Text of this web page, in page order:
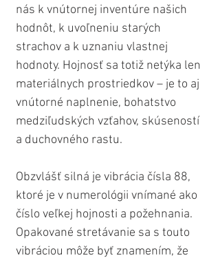
nás k vnútornej inventúre našich
hodnôt, k uvoľneniu starých
strachov a k uznaniu vlastnej
hodnoty. Hojnosť sa totiž netýka len
materiálnych prostriedkov – je to aj
vnútorné naplnenie, bohatstvo
medziľudských vzťahov, skúseností
a duchovného rastu.
Obzvlášť silná je vibrácia čísla 88,
ktoré je v numerológii vnímané ako
číslo veľkej hojnosti a požehnania.
Opakované stretávanie sa s touto
vibráciou môže byť znamením, že